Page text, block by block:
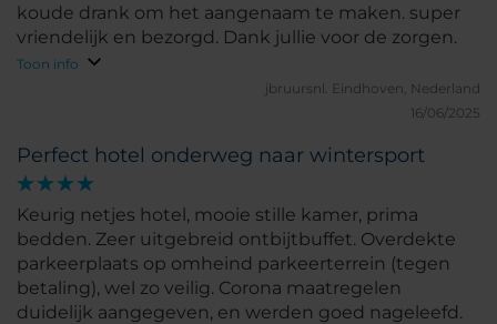
koude drank om het aangenaam te maken. super
vriendelijk en bezorgd. Dank jullie voor de zorgen.
Toon info
jbruursnl. Eindhoven, Nederland
16/06/2025
Perfect hotel onderweg naar wintersport
Keurig netjes hotel, mooie stille kamer, prima
bedden. Zeer uitgebreid ontbijtbuffet. Overdekte
parkeerplaats op omheind parkeerterrein (tegen
betaling), wel zo veilig. Corona maatregelen
duidelijk aangegeven, en werden goed nageleefd.